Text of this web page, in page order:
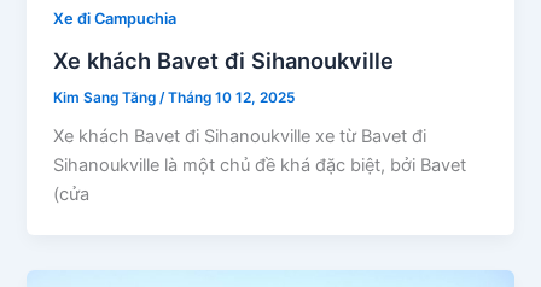
Xe đi Campuchia
Xe khách Bavet đi Sihanoukville
Kim Sang Tăng /Tháng 10 12, 2025
Xe khách Bavet đi Sihanoukville xe từ Bavet đi
Sihanoukville là một chủ đề khá đặc biệt, bởi Bavet
(cửa